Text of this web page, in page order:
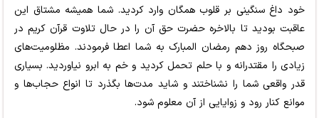
خود داغ سنگینی بر قلوب همگان وارد کردید. شما همیشه مشتاق این
عاقبت بودید تا بالاخره حضرت حق آن را در حال تلاوت قرآن کریم در
صبحگاه روز دهم رمضان المبارک به شما اعطا فرمودند. مظلومیت‌های
زیادی را مقتدرانه و با حلم تحمل کردید و خم به ابرو نیاوردید. بسیاری
قدر واقعی شما را نشناختند و شاید مدت‌ها بگذرد تا انواع حجاب‌ها و
موانع کنار رود و زوایایی از آن معلوم شود.